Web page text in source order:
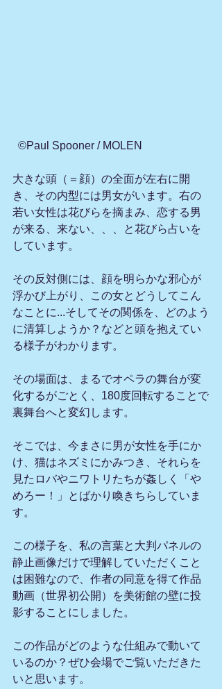
  ©Paul Spooner / MOLEN
大きな頭（＝顔）の全面が左右に開
き、その内型には男女がいます。右の
若い女性は花びらを摘まみ、恋する男
が来る、来ない、、、と花びら占いを
しています。
その反対側には、顔を明らかな邪心が
浮かび上がり、この女とどうしてこん
なことに...そしてその関係を、どのよう
に清算しようか？などと頭を抱えてい
る様子がわかります。
その場面は、まるでオペラの舞台が変
化するがごとく、180度回転することで
裏舞台へと変幻します。
そこでは、今まさに男が女性を手にか
け、猫はネズミにかみつき、それらを
見たロバやニワトリたちが姦しく「や
めろー！」とばかり喚きちらしていま
す。
この様子を、私の言葉と大判パネルの
静止画像だけで理解していただくこと
は困難なので、作者の同意を得て作品
動画（世界初公開）を美術館の壁に投
影することにしました。
この作品がどのような仕組みで動いて
いるのか？ぜひ会場でご覧いただきた
いと思います。